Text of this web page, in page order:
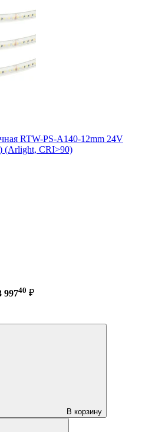
RTW-PS-A140-12mm 24V
(Arlight, CRI>90)
99740 ₽
В корзину